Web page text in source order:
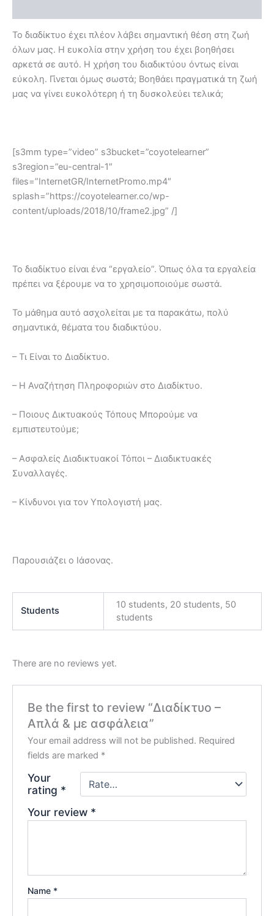
Το διαδίκτυο έχει πλέον λάβει σημαντική θέση στη ζωή
όλων μας. Η ευκολία στην χρήση του έχει βοηθήσει
αρκετά σε αυτό. Η χρήση του διαδικτύου όντως είναι
εύκολη. Γίνεται όμως σωστά; Βοηθάει πραγματικά τη ζωή
μας να γίνει ευκολότερη ή τη δυσκολεύει τελικά;
[s3mm type=”video” s3bucket=”coyotelearner”
s3region=”eu-central-1″
files=”InternetGR/InternetPromo.mp4″
splash=”https://coyotelearner.co/wp-
content/uploads/2018/10/frame2.jpg” /]
Το διαδίκτυο είναι ένα “εργαλείο”. Όπως όλα τα εργαλεία
πρέπει να ξέρουμε να το χρησιμοποιούμε σωστά.
Το μάθημα αυτό ασχολείται με τα παρακάτω, πολύ
σημαντικά, θέματα του διαδικτύου.
– Τι Είναι το Διαδίκτυο.
– Η Αναζήτηση Πληροφοριών στο Διαδίκτυο.
– Ποιους Δικτυακούς Τόπους Μπορούμε να
εμπιστευτούμε;
– Ασφαλείς Διαδικτυακοί Τόποι – Διαδικτυακές
Συναλλαγές.
– Κίνδυνοι για τον Υπολογιστή μας.
Παρουσιάζει ο Ιάσονας.
Students
10 students, 20 students, 50
students
There are no reviews yet.
Be the first to review “Διαδίκτυο –
Απλά & με ασφάλεια”
Your email address will not be published. Required
fields are marked *
Your
rating *
Your review *
Name *